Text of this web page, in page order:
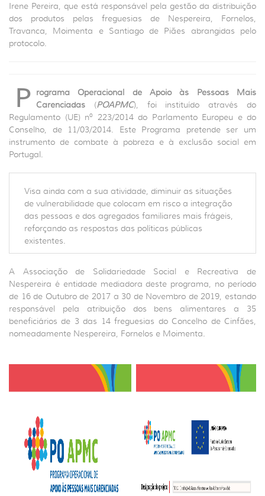
Irene Pereira, que está responsável pela gestão da distribuição
dos produtos pelas freguesias de Nespereira, Fornelos,
Travanca, Moimenta e Santiago de Piães abrangidas pelo
protocolo.
P
rograma Operacional de Apoio às Pessoas Mais
Carenciadas (POAPMC), foi instituído através do
Regulamento (UE) nº 223/2014 do Parlamento Europeu e do
Conselho, de 11/03/2014. Este Programa pretende ser um
instrumento de combate à pobreza e à exclusão social em
Portugal.
Visa ainda com a sua atividade, diminuir as situações
de vulnerabilidade que colocam em risco a integração
das pessoas e dos agregados familiares mais frágeis,
reforçando as respostas das políticas públicas
existentes.
A Associação de Solidariedade Social e Recreativa de
Nespereira é entidade mediadora deste programa, no período
de 16 de Outubro de 2017 a 30 de Novembro de 2019, estando
responsável pela atribuição dos bens alimentares a 35
beneficiários de 3 das 14 freguesias do Concelho de Cinfães,
nomeadamente Nespereira, Fornelos e Moimenta.